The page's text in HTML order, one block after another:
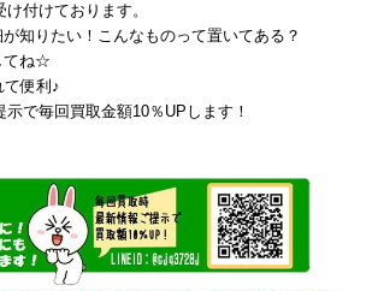
付けております。
知りたい！こんなものって置いてある？
てね☆
て便利♪
で毎回買取金額10％UPします！